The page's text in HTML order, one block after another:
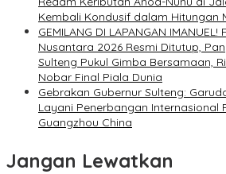
Kembali Kondusif dalam Hitungan
GEMILANG DI LAPANGAN
Nusantara 2026 Resmi Ditutup,
Sulteng Pukul Gimba Bersamaan,
Nobar Final Piala Dunia
Gebrakan Gubernur Sulteng:
Layani Penerbangan Internasional
Guangzhou China
Jangan Lewatkan